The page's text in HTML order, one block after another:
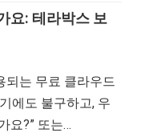
요: 테라박스 보
되는 무료 클라우드
에도 불구하고, 우
요?” 또는…